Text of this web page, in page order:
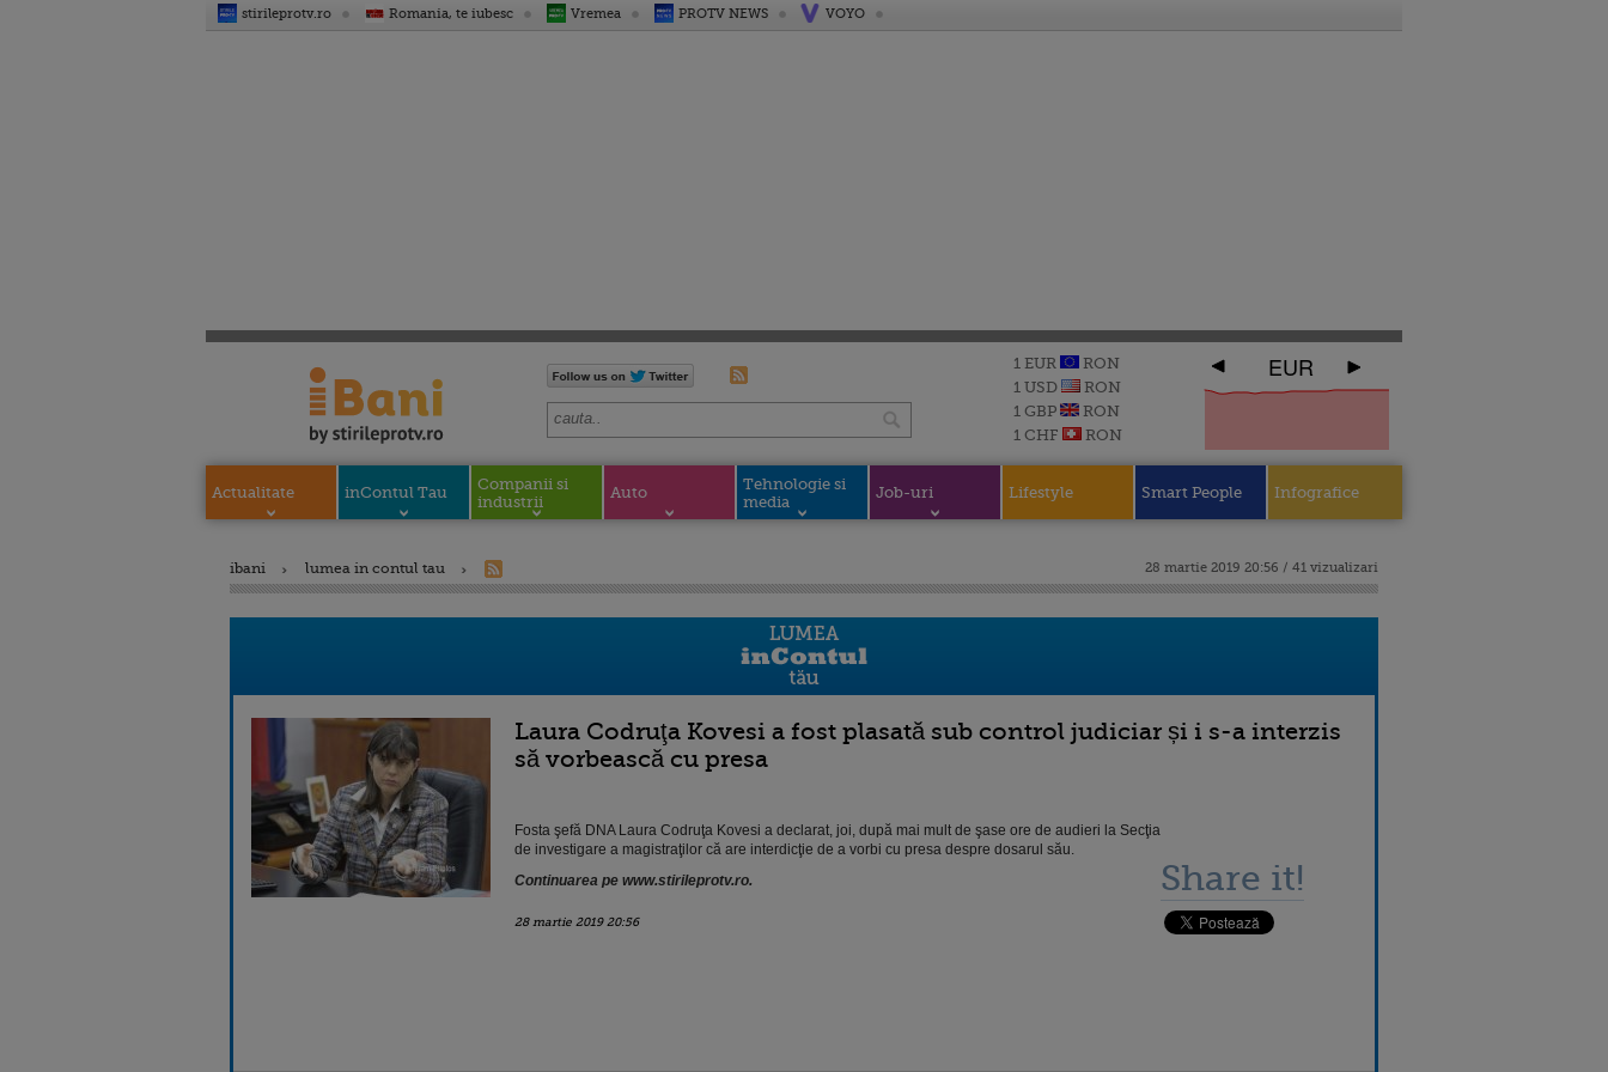
stirileprotv.ro Romania, te iubesc Vremea PROTV NEWS VOYO
1 EUR
RON
1 USD
RON
1 GBP
RON
1 CHF
RON
EUR
Actualitate inContul Tau
Companii si
industrii
Auto
Tehnologie si
media
Job-uri Lifestyle Smart People Infografice
ibani lumea in contul tau 28 martie 2019 20:56 / 41 vizualizari
Laura Codruţa Kovesi a fost plasată sub control judiciar și i s-a interzis
să vorbească cu presa
Fosta şefă DNA Laura Codruţa Kovesi a declarat, joi, după mai mult de şase ore de audieri la Secţia
de investigare a magistraţilor că are interdicţie de a vorbi cu presa despre dosarul său.
Continuarea pe www.stirileprotv.ro.
28 martie 2019 20:56
Share it!